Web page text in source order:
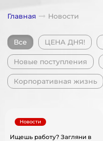
Главная Новости
Все ЦЕНА ДНЯ!
Новые поступления
Корпоративная жизнь
Ищешь работу? Загляни в
Новости